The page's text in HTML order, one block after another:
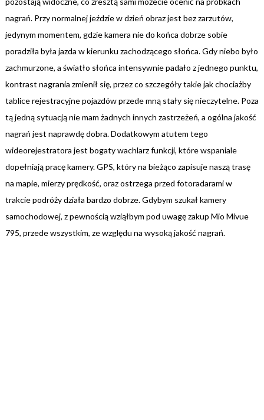
nagrań. Przy normalnej jeździe w dzień obraz jest bez zarzutów,
jedynym momentem, gdzie kamera nie do końca dobrze sobie
poradziła była jazda w kierunku zachodzącego słońca. Gdy niebo było
zachmurzone, a światło słońca intensywnie padało z jednego punktu,
kontrast nagrania zmienił się, przez co szczegóły takie jak chociażby
tablice rejestracyjne pojazdów przede mną stały się nieczytelne. Poza
tą jedną sytuacją nie mam żadnych innych zastrzeżeń, a ogólna jakość
nagrań jest naprawdę dobra. Dodatkowym atutem tego
wideorejestratora jest bogaty wachlarz funkcji, które wspaniale
dopełniają pracę kamery. GPS, który na bieżąco zapisuje naszą trasę
na mapie, mierzy prędkość, oraz ostrzega przed fotoradarami w
trakcie podróży działa bardzo dobrze. Gdybym szukał kamery
samochodowej, z pewnością wziąłbym pod uwagę zakup Mio Mivue
795, przede wszystkim, ze względu na wysoką jakość nagrań.